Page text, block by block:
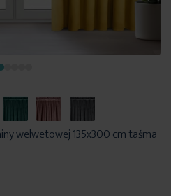
welwetowej 135x300 cm taśma